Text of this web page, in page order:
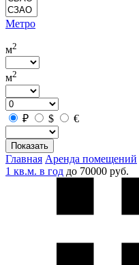
Метро
м2
м2
₽ $ €
Показать
Главная Аренда помещений
1 кв.м. в год до 70000 руб.